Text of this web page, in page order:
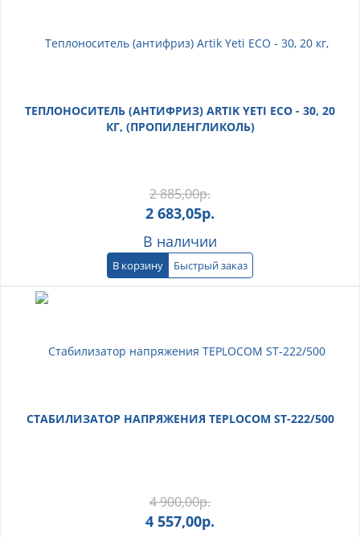
ТЕПЛОНОСИТЕЛЬ (АНТИФРИЗ) ARTIK YETI ECO - 30, 20
КГ, (ПРОПИЛЕНГЛИКОЛЬ)
2 885,00р.
2 683,05р.
В наличии
В корзину Быстрый заказ
СТАБИЛИЗАТОР НАПРЯЖЕНИЯ TEPLOCOM ST-222/500
4 900,00р.
4 557,00р.